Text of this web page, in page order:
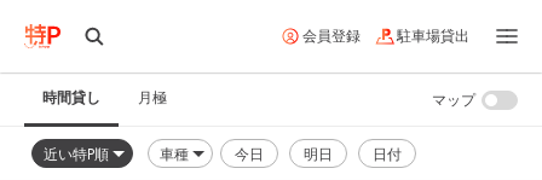
会員登録 駐車場貸出
時間貸し 月極
近い特P順 車種 今日 明日 日付
マップ